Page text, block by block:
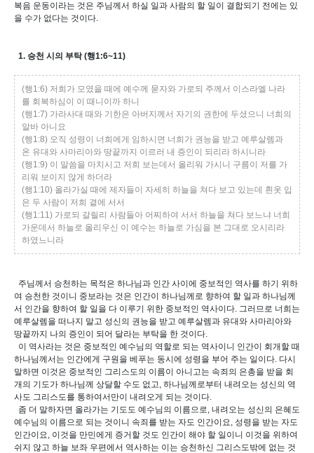
복음 운동이라는 것은 주님께서 하실 일과 사람의 할 일이 결합되기 전에는 있
을 수가 없다는 것이다.
1. 승천 시의 부탁 (행1:6~11)
(행1:6) 저희가 모였을 때에 예수께 묻자와 가로되 주께서 이스라엘 나라
를 회복하심이 이 때니이까 하니
(행1:7) 가라사대 때와 기한은 아버지께서 자기의 권한에 두셨으니 너희의
알바 아니요
(행1:8) 오직 성령이 너희에게 임하시면 너희가 권능을 받고 예루살렘과
온 유대와 사마리아와 땅끝까지 이르러 내 증인이 되리라 하시니라
(행1:9) 이 말씀을 마치시고 저희 보는데서 올리워 가시니 구름이 저를 가
리워 보이지 않게 하더라
(행1:10) 올라가실 때에 제자들이 자세히 하늘을 쳐다 보고 있는데 흰옷 입
은 두 사람이 저희 곁에 서서
(행1:11) 가로되 갈릴리 사람들아 어찌하여 서서 하늘을 쳐다 보느냐 너희
가운데서 하늘로 올리우신 이 예수는 하늘로 가심을 본 그대로 오시리라
하였느니라
주님께서 승천하는 목적은 하나님과 인간 사이에 중보적인 역사를 하기 위하
여 승천한 것이니 중보라는 것은 인간이 하나님께로 향하여 할 일과 하나님께
서 인간을 향하여 할 일을 다 이루기 위한 중보적인 역사이다. 그러므로 너희는
예루살렘을 떠나지 말고 성신의 권능을 받고 예루살렘과 유대와 사마리아와
땅끝까지 나의 증인이 되어 달라는 부탁을 한 것이다.
이 역사라는 것은 중보적인 예수님의 역할로 되는 역사이니 인간이 회개할 때
하나님께서는 인간에게 구원을 베푸는 동시에 성령을 부어 주는 일이다. 다시
말하면 이것은 중보적인 그리스도의 이름이 아니고는 속죄의 은총을 받을 회
개의 기도가 하나님께 상달할 수도 없고, 하나님께로부터 내려오는 성신의 역
사도 그리스도를 통하여서만이 내려오게 되는 것이다.
좀 더 말하자면 올라가는 기도도 예수님의 이름으로, 내려오는 성신의 은혜도
예수님의 이름으로 되는 것이니 속죄를 받는 자도 인간이요, 성령을 받는 자도
인간이요, 이것을 만민에게 증거할 것도 인간이 해야 할 일이니 이것을 위하여
쉬지 않고 하늘 보좌 우편에서 역사하는 이는 승천하신 그리스도밖에 없는 것